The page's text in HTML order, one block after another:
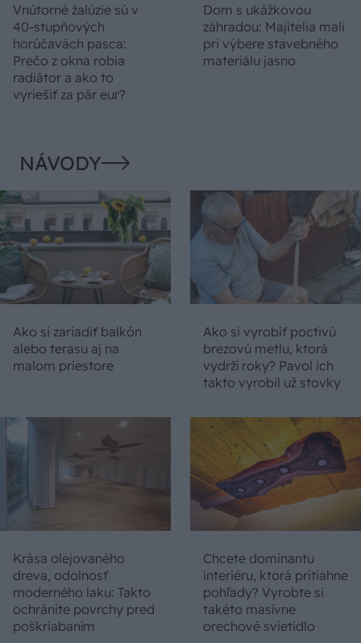
Vnútorné žalúzie sú v
40-stupňových
horúčavách pasca:
Prečo z okna robia
radiátor a ako to
vyriešiť za pár eur?
Dom s ukážkovou
záhradou: Majitelia mali
pri výbere stavebného
materiálu jasno
NÁVODY
Ako si zariadiť balkón
alebo terasu aj na
malom priestore
Ako si vyrobiť poctivú
brezovú metlu, ktorá
vydrží roky? Pavol ich
takto vyrobil už stovky
Krása olejovaného
dreva, odolnosť
moderného laku: Takto
ochránite povrchy pred
poškriabaním
Chcete dominantu
interiéru, ktorá pritiahne
pohľady? Vyrobte si
takéto masívne
orechové svietidlo